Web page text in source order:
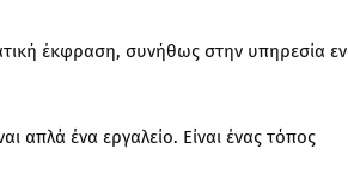
έκφραση, συνήθως στην υπηρεσία
απλά ένα εργαλείο. Είναι ένας τόπος